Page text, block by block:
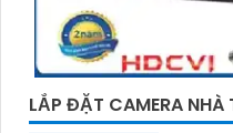
LẮP ĐẶT CAMERA NHÀ